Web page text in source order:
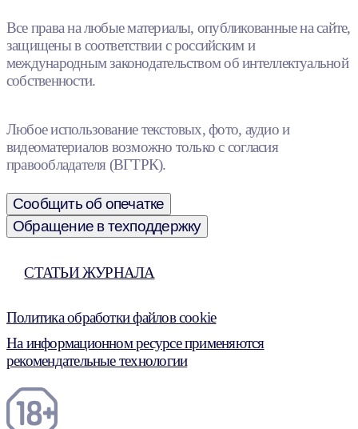
Все права на любые материалы, опубликованные на сайте,
защищены в соответствии с российским и
международным законодательством об интеллектуальной
собственности.
Любое использование текстовых, фото, аудио и
видеоматериалов возможно только с согласия
правообладателя (ВГТРК).
Сообщить об опечатке
Обращение в техподдержку
СТАТЬИ ЖУРНАЛА
Политика обработки файлов cookie
На информационном ресурсе применяются
рекомендательные технологии